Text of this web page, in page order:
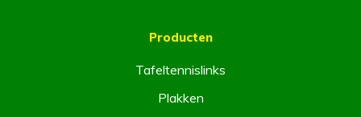
Producten
Tafeltennislinks
Plakken